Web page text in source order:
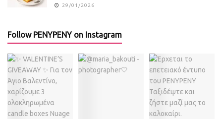
29/01/2026
Follow PENYPENY on Instagram